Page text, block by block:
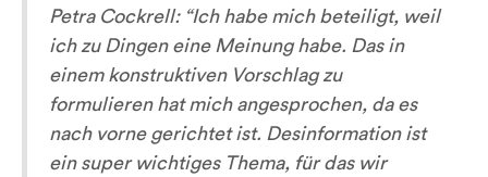
Petra Cockrell: “Ich habe mich beteiligt, weil
ich zu Dingen eine Meinung habe. Das in
einem konstruktiven Vorschlag zu
formulieren hat mich angesprochen, da es
nach vorne gerichtet ist. Desinformation ist
ein super wichtiges Thema, für das wir